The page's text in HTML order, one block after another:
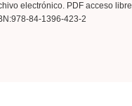
electrónico. PDF acceso libre
84-1396-423-2